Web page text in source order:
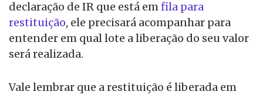
declaração de IR que está em fila para
restituição, ele precisará acompanhar para
entender em qual lote a liberação do seu valor
será realizada.
Vale lembrar que a restituição é liberada em